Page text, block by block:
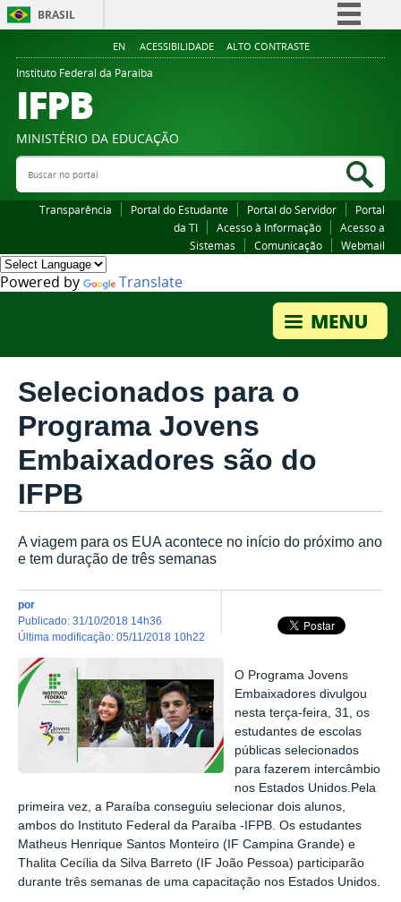
BRASIL
Simplifique!
Legislação
EN ACESSIBILIDADE ALTO CONTRASTE
Instituto Federal da Paraiba
IFPB
MINISTÉRIO DA EDUCAÇÃO
Buscar no portal
Transparência Portal do Estudante Portal do Servidor
Portal
da TI
Acesso à Informação
Acesso a
Sistemas
Comunicação Webmail
Powered by Translate
Selecionados para o
Programa Jovens
Embaixadores são do
IFPB
A viagem para os EUA acontece no início do próximo ano
e tem duração de três semanas
por
publicado: 31/10/2018 14h36
última modificação: 05/11/2018 10h22
O Programa Jovens
Embaixadores divulgou
nesta terça-feira, 31, os
estudantes de escolas
públicas selecionados
para fazerem intercâmbio
nos Estados Unidos.Pela
primeira vez, a Paraíba conseguiu selecionar dois alunos,
ambos do Instituto Federal da Paraíba -IFPB. Os estudantes
Matheus Henrique Santos Monteiro (IF Campina Grande) e
Thalita Cecília da Silva Barreto (IF João Pessoa) participarão
durante três semanas de uma capacitação nos Estados Unidos.